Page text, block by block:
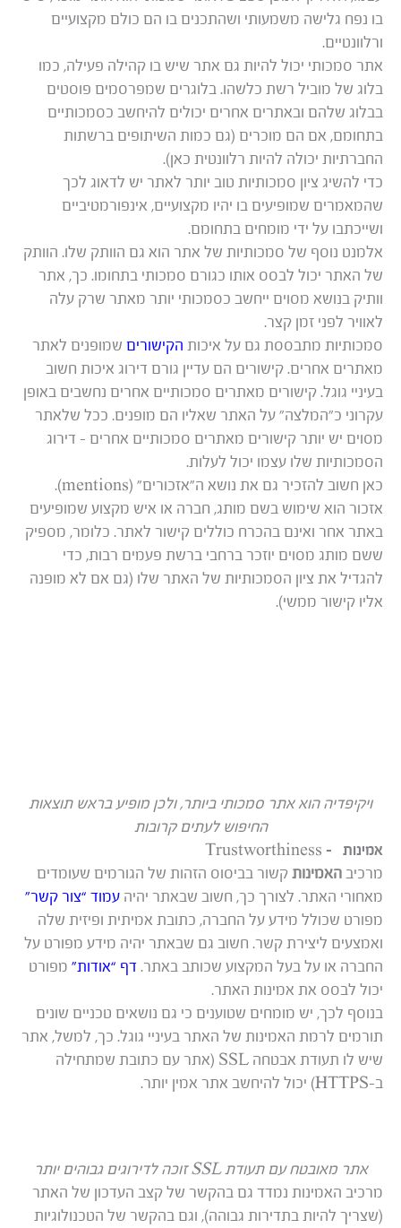
בו נפח גלישה משמעותי ושהתכנים בו הם כולם מקצועיים
ורלוונטיים.
אתר סמכותי יכול להיות גם אתר שיש בו קהילה פעילה, כמו
בלוג של מוביל רשת כלשהו. בלוגרים שמפרסמים פוסטים
בבלוג שלהם ובאתרים אחרים יכולים להיחשב כסמכותיים
בתחומם, אם הם מוכרים (גם כמות השיתופים ברשתות
החברתיות יכולה להיות רלוונטית כאן).
כדי להשיג ציון סמכותיות טוב יותר לאתר יש לדאוג לכך
שהמאמרים שמופיעים בו יהיו מקצועיים, אינפורמטיביים
ושייכתבו על ידי מומחים בתחומם.
אלמנט נוסף של סמכותיות של אתר הוא גם הוותק שלו. הוותק
של האתר יכול לבסס אותו כגורם סמכותי בתחומו. כך, אתר
וותיק בנושא מסוים ייחשב כסמכותי יותר מאתר שרק עלה
לאוויר לפני זמן קצר.
סמכותיות מתבססת גם על איכות הקישורים שמופנים לאתר
מאתרים אחרים. קישורים הם עדיין גורם דירוג איכות חשוב
בעיניי גוגל. קישורים מאתרים סמכותיים אחרים נחשבים באופן
עקרוני כ”המלצה” על האתר שאליו הם מופנים. ככל שלאתר
מסוים יש יותר קישורים מאתרים סמכותיים אחרים – דירוג
הסמכותיות שלו עצמו יכול לעלות.
כאן חשוב להזכיר גם את נושא ה”אזכורים” (mentions).
אזכור הוא שימוש בשם מותג, חברה או איש מקצוע שמופיעים
באתר אחר ואינם בהכרח כוללים קישור לאתר. כלומר, מספיק
ששם מותג מסוים יוזכר ברחבי ברשת פעמים רבות, כדי
להגדיל את ציון הסמכותיות של האתר שלו (גם אם לא מופנה
אליו קישור ממשי).
ויקיפדיה הוא אתר סמכותי ביותר, ולכן מופיע בראש תוצאות
החיפוש לעתים קרובות
אמינות – Trustworthiness
מרכיבהאמינותקשור בביסוס הזהות של הגורמים שעומדים
מאחורי האתר. לצורך כך, חשוב שבאתר יהיה עמוד “צור קשר”
מפורט שכולל מידע על החברה, כתובת אמיתית ופיזית שלה
ואמצעים ליצירת קשר. חשוב גם שבאתר יהיה מידע מפורט על
החברה או על בעל המקצוע שכותב באתר.דף “אודות” מפורט
יכול לבסס את אמינות האתר.
בנוסף לכך, יש מומחים שטוענים כי גם נושאים טכניים שונים
תורמים לרמת האמינות של האתר בעיניי גוגל. כך, למשל, אתר
שיש לו תעודת אבטחה SSL (אתר עם כתובת שמתחילה
ב–HTTPS) יכול להיחשב אתר אמין יותר.
אתר מאובטח עם תעודת SSL זוכה לדירוגים גבוהים יותר
מרכיב האמינות נמדד גם בהקשר של קצב העדכון של האתר
(שצריך להיות בתדירות גבוהה), וגם בהקשר של הטכנולוגיות